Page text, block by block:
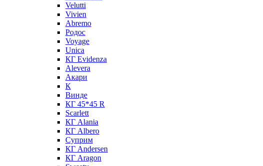
Velutti
Vivien
Abremo
Родос
Voyage
Unica
КГ Evidenza
Alevera
Акари
К
Винде
КГ 45*45 R
Scarlett
КГ Alania
КГ Albero
Суприм
КГ Andersen
КГ Aragon